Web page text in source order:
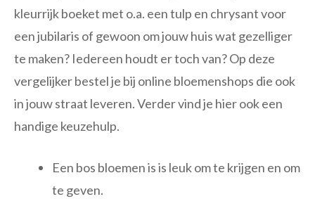
kleurrijk boeket met o.a. een tulp en chrysant voor
een jubilaris of gewoon om jouw huis wat gezelliger
te maken? Iedereen houdt er toch van? Op deze
vergelijker bestel je bij online bloemenshops die ook
in jouw straat leveren. Verder vind je hier ook een
handige keuzehulp.
Een bos bloemen is is leuk om te krijgen en om
te geven.